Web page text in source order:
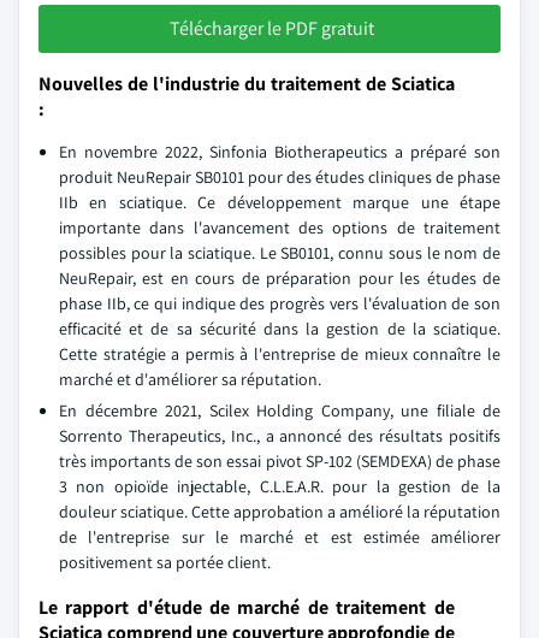
Télécharger le PDF gratuit
Nouvelles de l'industrie du traitement de Sciatica
:
En novembre 2022, Sinfonia Biotherapeutics a préparé son
produit NeuRepair SB0101 pour des études cliniques de phase
IIb en sciatique. Ce développement marque une étape
importante dans l'avancement des options de traitement
possibles pour la sciatique. Le SB0101, connu sous le nom de
NeuRepair, est en cours de préparation pour les études de
phase IIb, ce qui indique des progrès vers l'évaluation de son
efficacité et de sa sécurité dans la gestion de la sciatique.
Cette stratégie a permis à l'entreprise de mieux connaître le
marché et d'améliorer sa réputation.
En décembre 2021, Scilex Holding Company, une filiale de
Sorrento Therapeutics, Inc., a annoncé des résultats positifs
très importants de son essai pivot SP-102 (SEMDEXA) de phase
3 non opioïde injectable, C.L.E.A.R. pour la gestion de la
douleur sciatique. Cette approbation a amélioré la réputation
de l'entreprise sur le marché et est estimée améliorer
positivement sa portée client.
Le rapport d'étude de marché de traitement de
Sciatica comprend une couverture approfondie de